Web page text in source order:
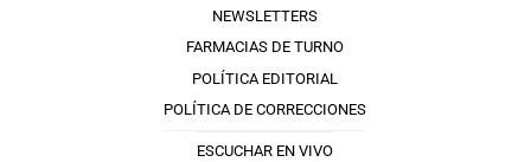
NEWSLETTERS
FARMACIAS DE TURNO
POLÍTICA EDITORIAL
POLÍTICA DE CORRECCIONES
ESCUCHAR EN VIVO